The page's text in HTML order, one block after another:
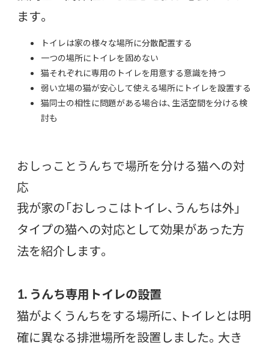
ます。
トイレは家の様々な場所に分散配置する
一つの場所にトイレを固めない
猫それぞれに専用のトイレを用意する意識を持つ
弱い立場の猫が安心して使える場所にトイレを設置する
猫同士の相性に問題がある場合は、生活空間を分ける検
討も
おしっことうんちで場所を分ける猫への対
応
我が家の「おしっこはトイレ、うんちは外」
タイプの猫への対応として効果があった方
法を紹介します。
1. うんち専用トイレの設置
猫がよくうんちをする場所に、トイレとは明
確に異なる排泄場所を設置しました。大き